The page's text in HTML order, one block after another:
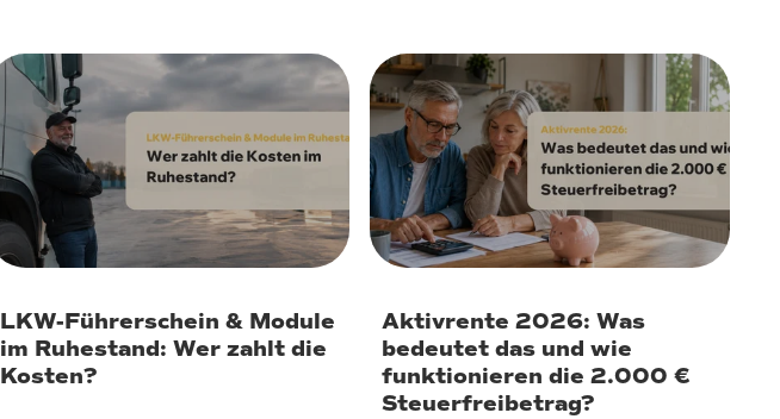
11. Juni 2026
LKW-Führerschein & Module
im Ruhestand: Wer zahlt die
Kosten?
8. Juni 2026
Aktivrente 2026: Was
bedeutet das und wie
funktionieren die 2.000 €
Steuerfreibetrag?